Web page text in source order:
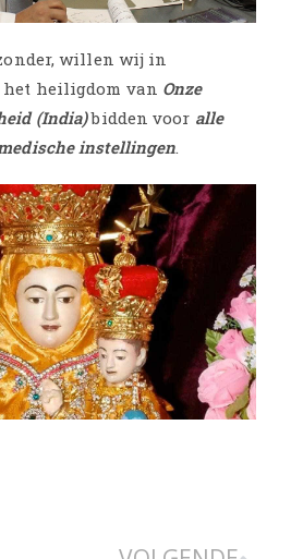
willen wij in
het heiligdom van Onze
(India) bidden voor alle
instellingen.